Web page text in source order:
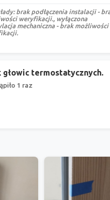
brak podłączenia instalacji -
weryfikacji., wyłączona
mechaniczna - brak możliwości
głowic termostatycznych.
1 raz